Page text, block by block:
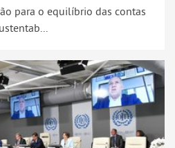
para o equilíbrio das contas